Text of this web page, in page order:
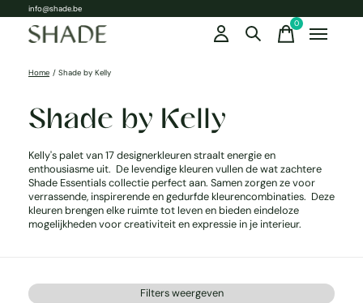
info@shade.be
0items
Home / Shade by Kelly
Shade by Kelly
Kelly's palet van 17 designerkleuren straalt energie en
enthousiasme uit. De levendige kleuren vullen de wat zachtere
Shade Essentials collectie perfect aan. Samen zorgen ze voor
verrassende, inspirerende en gedurfde kleurencombinaties. Deze
kleuren brengen elke ruimte tot leven en bieden eindeloze
mogelijkheden voor creativiteit en expressie in je interieur.
Filters weergeven